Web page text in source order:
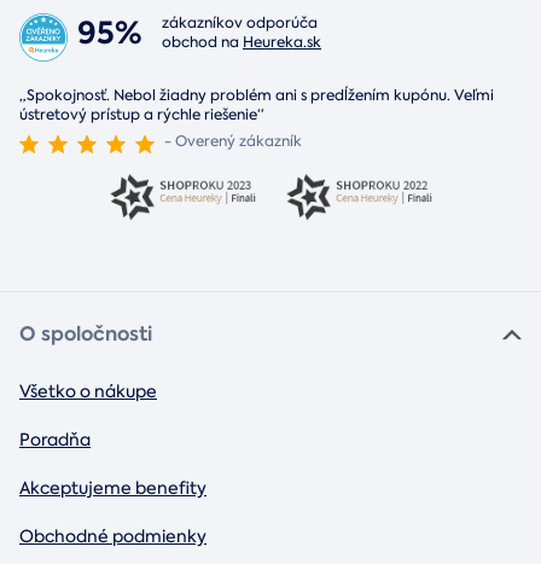
95%
zákazníkov odporúča
obchod na Heureka.sk
„Spokojnosť. Nebol žiadny problém ani s predĺžením kupónu. Veľmi
ústretový prístup a rýchle riešenie“
- Overený zákazník
O spoločnosti
Všetko o nákupe
Poradňa
Akceptujeme benefity
Obchodné podmienky